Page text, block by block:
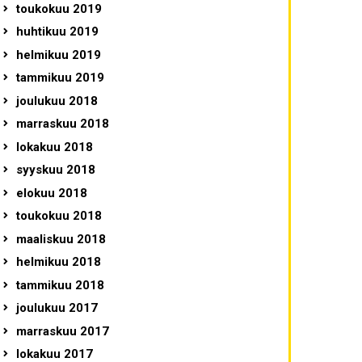
toukokuu 2019
huhtikuu 2019
helmikuu 2019
tammikuu 2019
joulukuu 2018
marraskuu 2018
lokakuu 2018
syyskuu 2018
elokuu 2018
toukokuu 2018
maaliskuu 2018
helmikuu 2018
tammikuu 2018
joulukuu 2017
marraskuu 2017
lokakuu 2017